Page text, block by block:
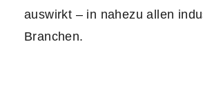
auswirkt – in nahezu allen
Branchen.